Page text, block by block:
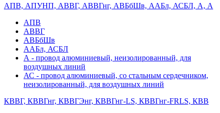
АПВ, АПУНП, АВВГ, АВВГнг, АВБбШв, ААБл, АСБЛ, А, А
АПВ
АВВГ
АВБбШв
ААБл, АСБЛ
А - провод алюминиевый, неизолированный, для
воздушных линий
АС - провод алюминиевый, со стальным сердечником,
неизолированный, для воздушных линий
КВВГ, КВВГнг, КВВГЭнг, КВВГнг-LS, КВВГнг-FRLS, КВВ